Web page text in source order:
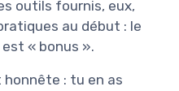
outils fournis, eux,
au début : le
« bonus ».
honnête : tu en as